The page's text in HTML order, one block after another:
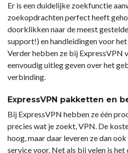
Er is een duidelijke zoekfunctie
zoekopdrachten perfect heeft
doorklikken naar de meest
support!) en handleidingen voor
Verder hebben ze bij ExpressVPN
eenvoudig uitleg geven over het
verbinding.
ExpressVPN pakketten en
Bij ExpressVPN hebben ze één
precies wat je zoekt, VPN. De
hoog, maar daar leveren ze dan
service voor. Net als bij velen is